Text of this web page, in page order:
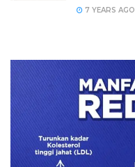
7 YEARS AGO